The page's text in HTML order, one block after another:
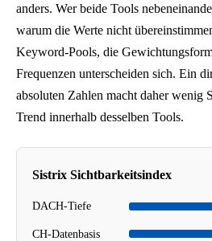
n
1
c
a
.
2
anders. Wer beide Tools
warum die Werte nicht
Keyword-Pools, die
Frequenzen unterscheiden sich. Ein
absoluten Zahlen macht daher wenig
Trend innerhalb desselben Tools.
Sistrix Sichtbarkeitsindex
DACH-Tiefe
CH-Datenbasis